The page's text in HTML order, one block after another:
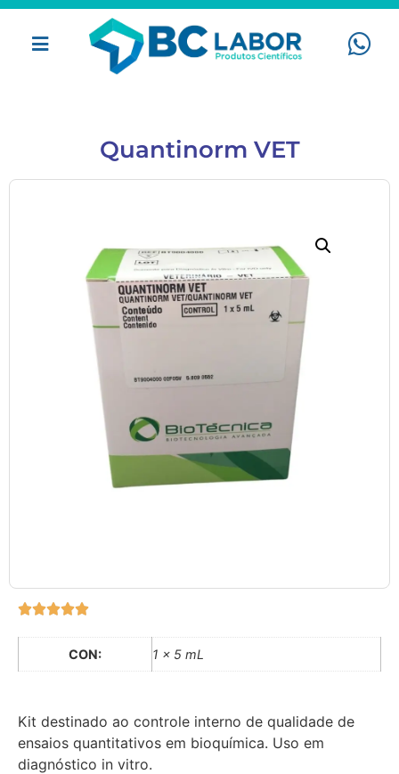
Quantinorm VET
CON: 1 x 5 mL
Kit destinado ao controle interno de qualidade de
ensaios quantitativos em bioquímica. Uso em
diagnóstico in vitro.